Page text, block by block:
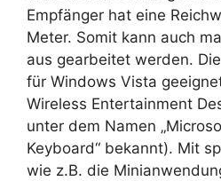
Empfänger hat eine
Meter. Somit kann auch
aus gearbeitet werden.
für Windows Vista
Wireless Entertainment
unter dem Namen
Keyboard“ bekannt). Mit
wie z.B. die